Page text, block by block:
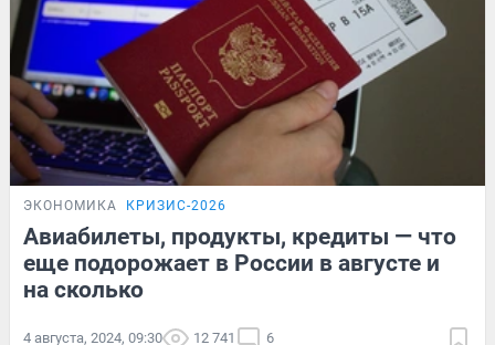
ЭКОНОМИКА КРИЗИС-2026
Авиабилеты, продукты, кредиты — что
еще подорожает в России в августе и
на сколько
4 августа, 2024, 09:30 12 741 6